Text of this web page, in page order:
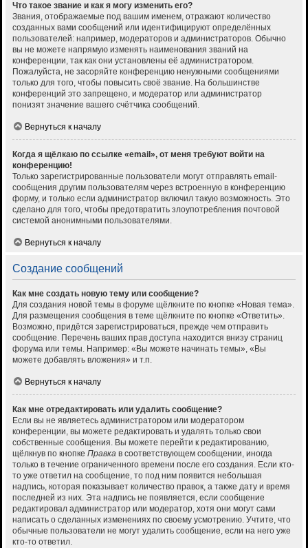
Что такое звание и как я могу изменить его?
Звания, отображаемые под вашим именем, отражают количество
созданных вами сообщений или идентифицируют определённых
пользователей: например, модераторов и администраторов. Обычно
вы не можете напрямую изменять наименования званий на
конференции, так как они установлены её администратором.
Пожалуйста, не засоряйте конференцию ненужными сообщениями
только для того, чтобы повысить своё звание. На большинстве
конференций это запрещено, и модератор или администратор
понизят значение вашего счётчика сообщений.
Вернуться к началу
Когда я щёлкаю по ссылке «email», от меня требуют войти на
конференцию!
Только зарегистрированные пользователи могут отправлять email-
сообщения другим пользователям через встроенную в конференцию
форму, и только если администратор включил такую возможность. Это
сделано для того, чтобы предотвратить злоупотребления почтовой
системой анонимными пользователями.
Вернуться к началу
Создание сообщений
Как мне создать новую тему или сообщение?
Для создания новой темы в форуме щёлкните по кнопке «Новая тема».
Для размещения сообщения в теме щёлкните по кнопке «Ответить».
Возможно, придётся зарегистрироваться, прежде чем отправить
сообщение. Перечень ваших прав доступа находится внизу страниц
форума или темы. Например: «Вы можете начинать темы», «Вы
можете добавлять вложения» и т.п.
Вернуться к началу
Как мне отредактировать или удалить сообщение?
Если вы не являетесь администратором или модератором
конференции, вы можете редактировать и удалять только свои
собственные сообщения. Вы можете перейти к редактированию,
щёлкнув по кнопке Правка в соответствующем сообщении, иногда
только в течение ограниченного времени после его создания. Если кто-
то уже ответил на сообщение, то под ним появится небольшая
надпись, которая показывает количество правок, а также дату и время
последней из них. Эта надпись не появляется, если сообщение
редактировал администратор или модератор, хотя они могут сами
написать о сделанных изменениях по своему усмотрению. Учтите, что
обычные пользователи не могут удалить сообщение, если на него уже
кто-то ответил.